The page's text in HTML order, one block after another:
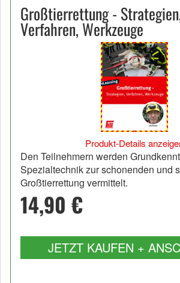
Großtierrettung -
Verfahren, Werkzeuge
Produkt-Details
Den Teilnehmern werden
Spezialtechnik zur schonenden und
Großtierrettung vermittelt.
14,90 €
JETZT KAUFEN +